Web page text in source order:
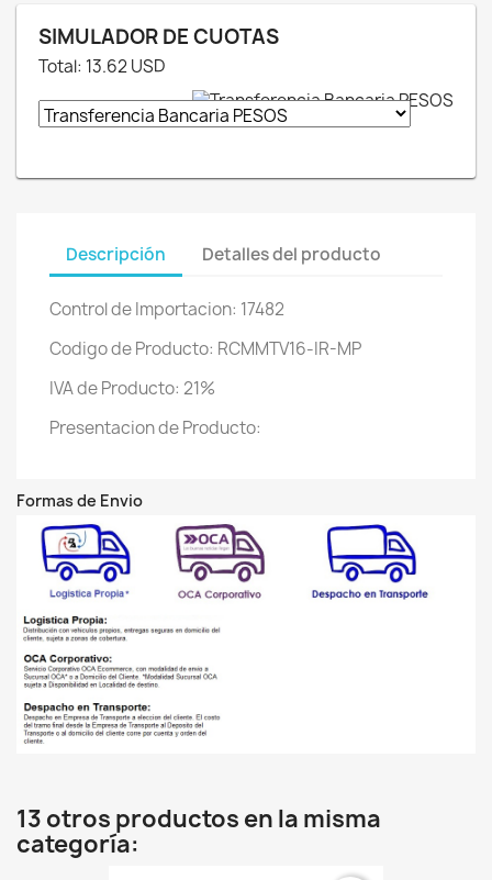
SIMULADOR DE CUOTAS
Total: 13.62USD
Descripción Detalles del producto
Control de Importacion: 17482
Codigo de Producto: RCMMTV16-IR-MP
IVA de Producto: 21%
Presentacion de Producto:
Formas de Envio
13 otros productos en la misma
categoría: